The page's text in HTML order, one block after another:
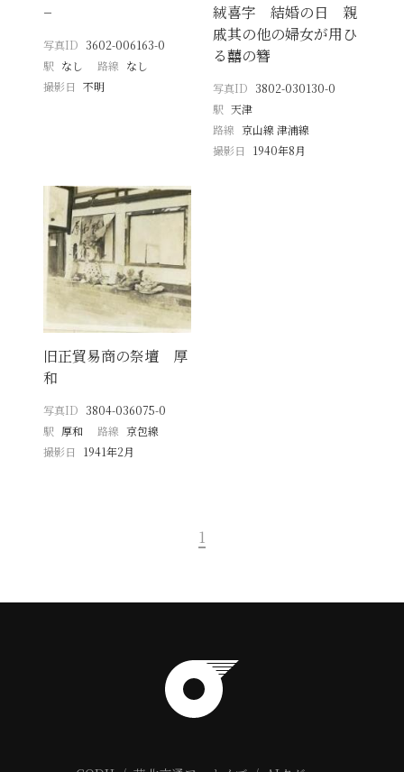
−
写真ID 3602-006163-0
駅 なし 路線 なし
撮影日
不明
絨喜字 結婚の日 親
戚其の他の婦女が用ひ
る囍の簪
写真ID 3802-030130-0
駅 天津
路線 京山線 津浦線
撮影日
1940年8月
旧正貿易商の祭壇 厚
和
写真ID 3804-036075-0
駅 厚和 路線 京包線
撮影日
1941年2月
1